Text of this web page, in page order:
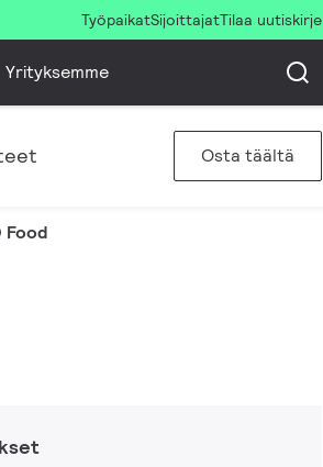
TyöpaikatSijoittajatTilaa uutiskirje
Yrityksemme
Osta täältä
Food